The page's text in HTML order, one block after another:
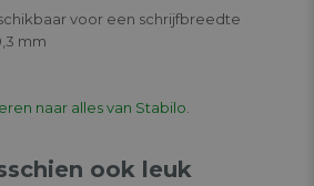
voor een schrijfbreedte
mm
naar alles van Stabilo.
ook leuk